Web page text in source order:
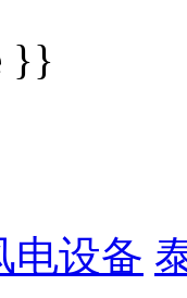
}}
电设备